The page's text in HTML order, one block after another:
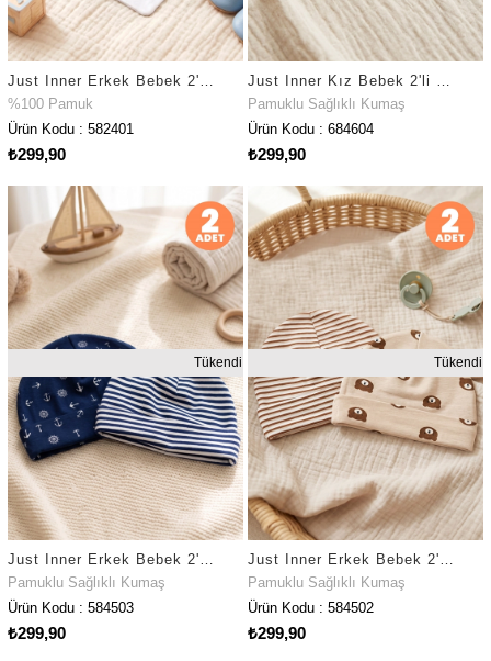
Just Inner Erkek Bebek 2'li %100 Pamuk Üçgen Fular Önlük Ayıcık Desenli Çıtçıtlı Çift Katlı (582401)
%100 Pamuk
Ürün Kodu : 582401
₺299,90
Just Inner Kız Bebek 2'li Pamuklu Bandana Bere Kalpli Çizgili Fiyonklu Esnek ve Konforlu (684604)
Pamuklu Sağlıklı Kumaş
Ürün Kodu : 684604
₺299,90
Tükendi
Pamuklu Sağlıklı Kumaş
Ürün Kodu : 584503
₺299,90
Tükendi
Pamuklu Sağlıklı Kumaş
Ürün Kodu : 584502
₺299,90